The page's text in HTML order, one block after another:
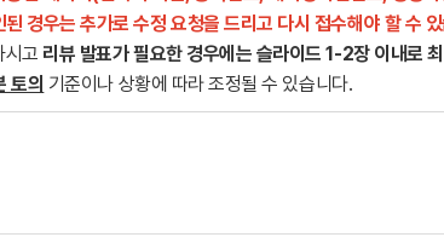
경우는 추가로 수정 요청을 드리고 다시 접수해야 할 수
시고 리뷰 발표가 필요한 경우에는 슬라이드 1-2장 이내로
토의 기준이나 상황에 따라 조정될 수 있습니다.